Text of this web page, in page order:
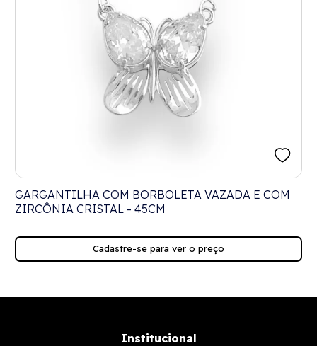
GARGANTILHA COM BORBOLETA VAZADA E COM
ZIRCÔNIA CRISTAL - 45CM
Cadastre-se para ver o preço
Institucional